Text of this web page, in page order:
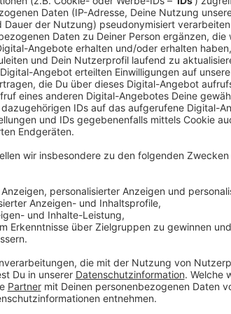
Anzeige
Öffnungszeiten um Weihnachten
Anzeige
Da das Kinder- und Jugendmuseum auf dem
wird, ist die Ausstellung in Opladen
vorerst geschlossen, weiter geht es dann am 3.
Anzeige
Weitere Meldungen aus unserer Stadt
Anzeige